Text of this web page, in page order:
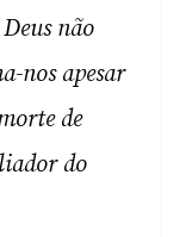
não
nos apesar
de
do